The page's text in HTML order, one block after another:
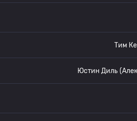
Тим
Юстин Диль